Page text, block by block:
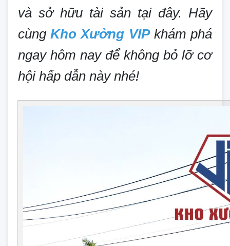
và sở hữu tài sản tại đây. Hãy
cùngKho Xưởng VIPkhám phá
ngay hôm nay để không bỏ lỡ cơ
hội hấp dẫn này nhé!